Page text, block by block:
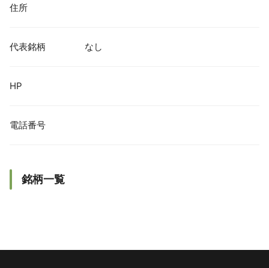
住所
代表銘柄 なし
HP
電話番号
銘柄一覧